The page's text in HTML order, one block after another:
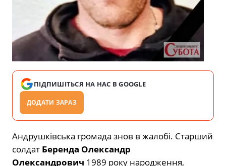
ПІДПИШІТЬСЯ НА НАС В GOOGLE
ДОДАТИ ЗАРАЗ
Андрушківська громада знов в жалобі. Старший
солдат Беренда Олександр
Олександрович 1989 року народження,